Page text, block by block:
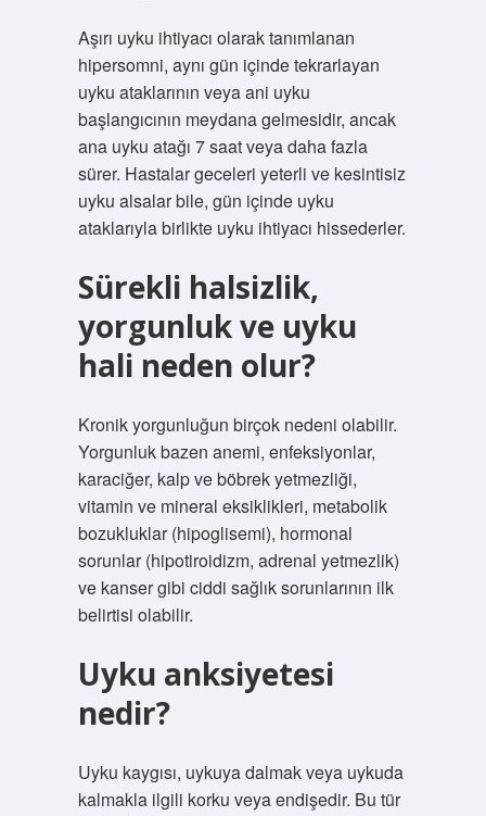
Aşırı uyku ihtiyacı olarak tanımlanan
hipersomni, aynı gün içinde tekrarlayan
uyku ataklarının veya ani uyku
başlangıcının meydana gelmesidir, ancak
ana uyku atağı 7 saat veya daha fazla
sürer. Hastalar geceleri yeterli ve kesintisiz
uyku alsalar bile, gün içinde uyku
ataklarıyla birlikte uyku ihtiyacı hissederler.
Sürekli halsizlik,
yorgunluk ve uyku
hali neden olur?
Kronik yorgunluğun birçok nedeni olabilir.
Yorgunluk bazen anemi, enfeksiyonlar,
karaciğer, kalp ve böbrek yetmezliği,
vitamin ve mineral eksiklikleri, metabolik
bozukluklar (hipoglisemi), hormonal
sorunlar (hipotiroidizm, adrenal yetmezlik)
ve kanser gibi ciddi sağlık sorunlarının ilk
belirtisi olabilir.
Uyku anksiyetesi
nedir?
Uyku kaygısı, uykuya dalmak veya uykuda
kalmakla ilgili korku veya endişedir. Bu tür